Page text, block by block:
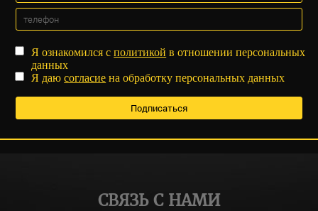
Я ознакомился сполитикой в отношении персональных
данных
Я даюсогласие на обработку персональных данных
СВЯЗЬ С НАМИ